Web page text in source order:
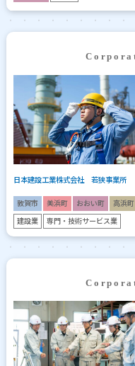
日本建設工業株式会社 若狭事業所
敦賀市 美浜町 おおい町 高浜町
建設業 専門・技術サービス業